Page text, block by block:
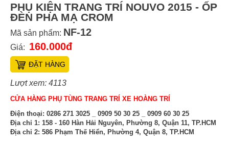
PHỤ KIỆN TRANG TRÍ NOUVO 2015 - ỐP
ĐÈN PHA MẠ CROM
Mã sản phẩm: NF-12
Giá: 160.000đ
ĐẶT HÀNG
Lượt xem: 4113
CỬA HÀNG PHỤ TÙNG TRANG TRÍ XE HOÀNG TRÍ
Điện thoại: 0286 271 3025 _ 0909 50 30 25 _ 0909 60 30 25
Địa chỉ 1: 158 - 160 Hàn Hải Nguyên, Phường 8, Quận 11, TP.HCM
Địa chỉ 2: 586 Phạm Thế Hiển, Phường 4, Quận 8, TP.HCM